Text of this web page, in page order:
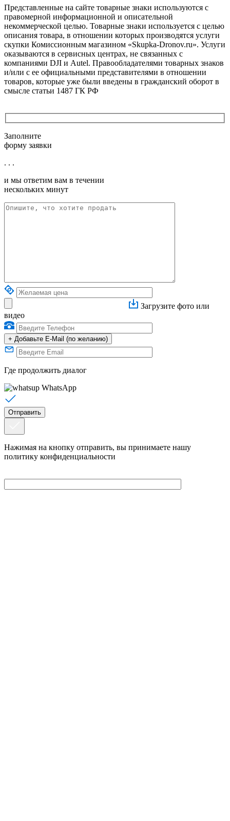
Представленные на сайте товарные знаки используются с
правомерной информационной и описательной
некоммерческой целью. Товарные знаки используется с целью
описания товара, в отношении которых производятся услуги
скупки Комиссионным магазином «Skupka-Dronov.ru». Услуги
оказываются в сервисных центрах, не связанных с
компаниями DJI и Autel. Правообладателями товарных знаков
и/или с ее официальными представителями в отношении
товаров, которые уже были введены в гражданский оборот в
смысле статьи 1487 ГК РФ
Заполните
форму заявки
. . .
и мы ответим вам в течении
нескольких минут
Загрузите фото или
видео
+ Добавьте E-Mail (по желанию)
Где продолжить диалог
WhatsApp
Нажимая на кнопку отправить, вы принимаете нашу
политику конфиденциальности